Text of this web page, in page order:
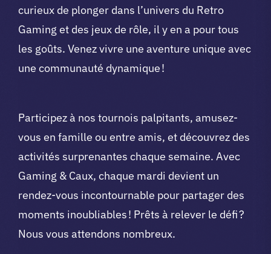
curieux de plonger dans l’univers du Retro
Gaming et des jeux de rôle, il y en a pour tous
les goûts. Venez vivre une aventure unique avec
une communauté dynamique !
Participez à nos tournois palpitants, amusez-
vous en famille ou entre amis, et découvrez des
activités surprenantes chaque semaine. Avec
Gaming & Caux, chaque mardi devient un
rendez-vous incontournable pour partager des
moments inoubliables ! Prêts à relever le défi ?
Nous vous attendons nombreux.